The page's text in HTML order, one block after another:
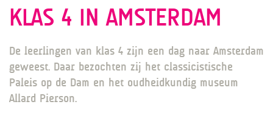
ONDERWIJS
KLAS 4 IN AMSTERDAM
De leerlingen van klas 4 zijn een dag naar Amsterdam
geweest. Daar bezochten zij het classicistische
Paleis op de Dam en het oudheidkundig museum
Allard Pierson.